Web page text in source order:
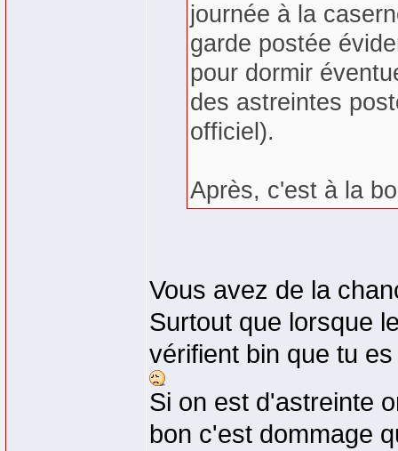
journée à la
garde postée
pour dormir
des astreintes
officiel).
Après, c'est à la
Vous avez de la
Surtout que lorsque
vérifient bin que tu
Si on est d'astreinte
bon c'est dommage